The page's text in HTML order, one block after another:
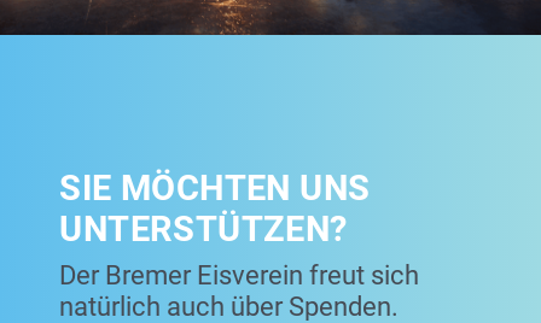
SIE MÖCHTEN UNS
UNTERSTÜTZEN?
Der Bremer Eisverein freut sich
natürlich auch über Spenden.